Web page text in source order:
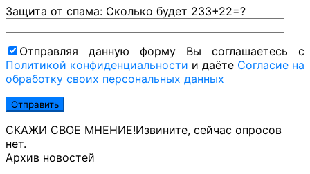
Защита от спама: Сколько будет 233+22=?
Отправляя данную форму Вы соглашаетесь с
Политикой конфиденциальности и даёте Согласие на
обработку своих персональных данных
СКАЖИ СВОЕ МНЕНИЕ!Извините, сейчас опросов
нет.
Архив новостей